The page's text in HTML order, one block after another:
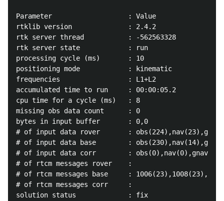
Parameter                   : Value
rtklib version              : 2.4.2
rtk server thread           : -562563328
rtk server state            : run
processing cycle (ms)       : 10
positioning mode            : kinematic
frequencies                 : L1+L2
accumulated time to run     : 00:00:05.2
cpu time for a cycle (ms)   : 8
missing obs data count      : 0
bytes in input buffer       : 0,0
# of input data rover       :
# of input data base        :
# of input data corr        :
# of rtcm messages rover    :
# of rtcm messages base     :
# of rtcm messages corr     :
solution status             : fix